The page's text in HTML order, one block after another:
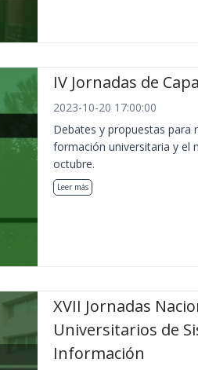
IV Jornadas de
2023-10-20 17:00:00
Debates y propuestas para
formación universitaria y el
octubre.
Leer más
XVII Jornadas
Universitarios de
Información